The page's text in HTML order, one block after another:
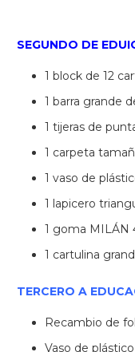
SEGUNDO DE
1 block de 12
1 barra grande
1 tijeras de
1 carpeta
1 vaso de
1 lapicero
1 goma MILÁN
1 cartulina
TERCERO A
Recambio de
Vaso de